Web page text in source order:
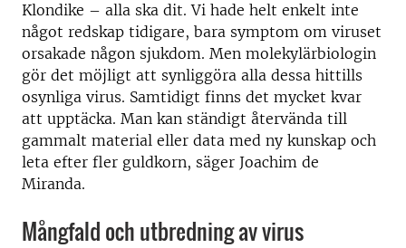
Klondike – alla ska dit. Vi hade helt enkelt inte
något redskap tidigare, bara symptom om viruset
orsakade någon sjukdom. Men molekylärbiologin
gör det möjligt att synliggöra alla dessa hittills
osynliga virus. Samtidigt finns det mycket kvar
att upptäcka. Man kan ständigt återvända till
gammalt material eller data med ny kunskap och
leta efter fler guldkorn, säger Joachim de
Miranda.
Mångfald och utbredning av virus